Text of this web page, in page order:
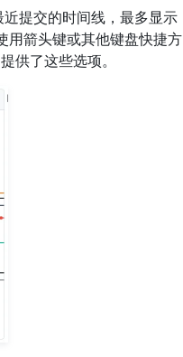
提交的时间线，最多显示
用箭头键或其他键盘快捷方
供了这些选项。